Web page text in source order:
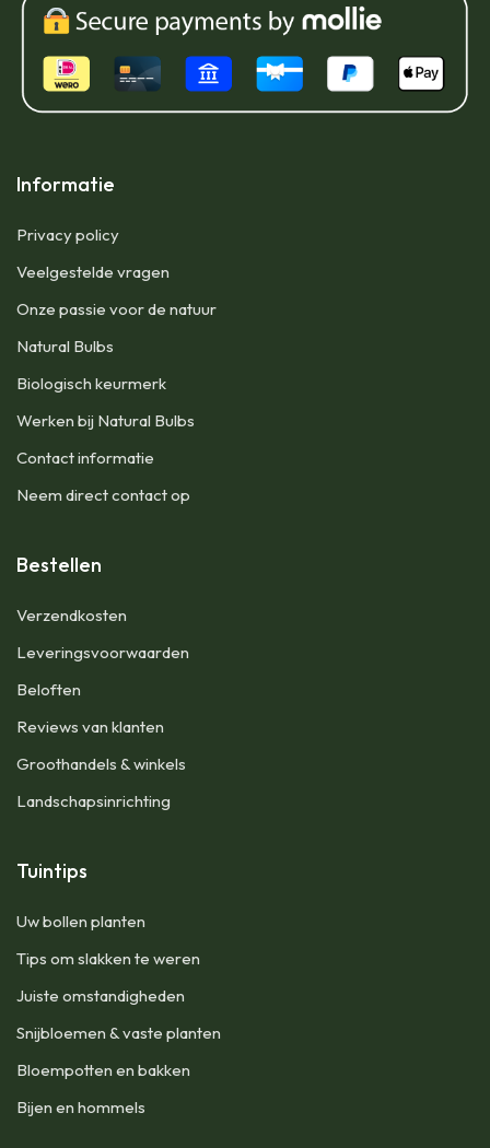
Informatie
Privacy policy
Veelgestelde vragen
Onze passie voor de natuur
Natural Bulbs
Biologisch keurmerk
Werken bij Natural Bulbs
Contact informatie
Neem direct contact op
Bestellen
Verzendkosten
Leveringsvoorwaarden
Beloften
Reviews van klanten
Groothandels & winkels
Landschapsinrichting
Tuintips
Uw bollen planten
Tips om slakken te weren
Juiste omstandigheden
Snijbloemen & vaste planten
Bloempotten en bakken
Bijen en hommels